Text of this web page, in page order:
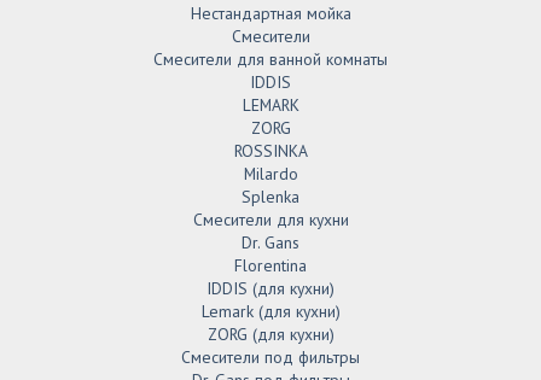
Нестандартная мойка
Смесители
Смесители для ванной комнаты
IDDIS
LEMARK
ZORG
ROSSINKA
Milardo
Splenka
Смесители для кухни
Dr. Gans
Florentina
IDDIS (для кухни)
Lemark (для кухни)
ZORG (для кухни)
Смесители под фильтры